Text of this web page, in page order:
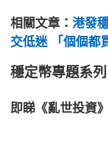
相關文章： 港發
交低迷 「個個都
穩定幣專題系列
即睇《亂世投資